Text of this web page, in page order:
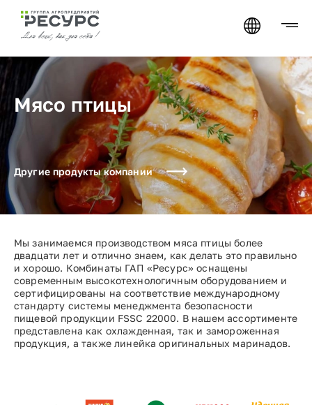
Мясо птицы
Другие продукты компании
Мы занимаемся производством мяса птицы более
двадцати лет и отлично знаем, как делать это правильно
и хорошо. Комбинаты ГАП «Ресурс» оснащены
современным высокотехнологичным оборудованием и
сертифицированы на соответствие международному
стандарту системы менеджмента безопасности
пищевой продукции FSSC 22000. В нашем ассортименте
представлена как охлажденная, так и замороженная
продукция, а также линейка оригинальных маринадов.